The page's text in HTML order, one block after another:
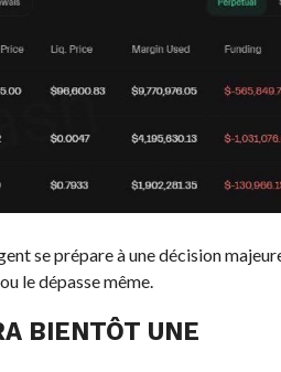
se prépare à une décision
le dépasse même.
BIENTÔT UNE